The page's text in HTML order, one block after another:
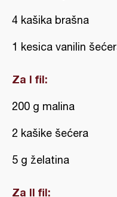
4 kašika brašna
1 kesica vanilin
Za I fil:
200 g malina
2 kašike šećera
5 g želatina
Za II fil: